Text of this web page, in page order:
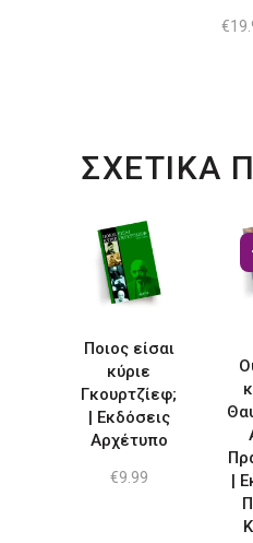
€
ΣΧΕΤΙΚΑ
Ποιος είσαι
κύριε
Γκουρτζίεφ;
| Εκδόσεις
Αρχέτυπο
€9.99
|